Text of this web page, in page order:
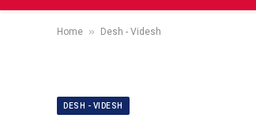
Home » Desh - Videsh
DESH - VIDESH